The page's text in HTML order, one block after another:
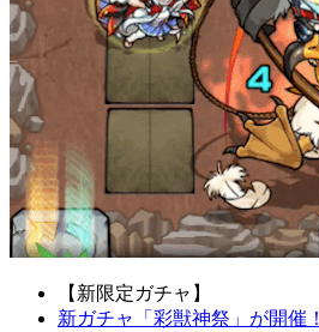
【新限定ガチャ】
新ガチャ「彩獣神祭」が開催！